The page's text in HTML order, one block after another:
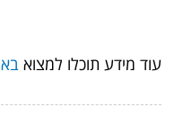
עוד מידע תוכלו למצוא